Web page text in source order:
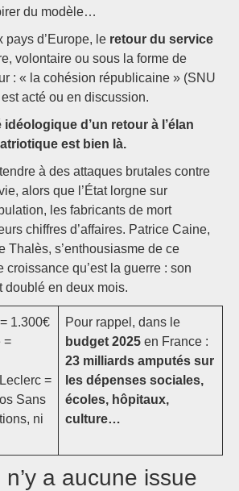
du modèle…
pays d’Europe, le retour du service
volontaire ou sous la forme de
: « la cohésion républicaine » (SNU
acté ou en discussion.
idéologique d’un retour à l’élan
est bien là.
à des attaques brutales contre
alors que l’État lorgne sur
les fabricants de mort
chiffres d’affaires. Patrice Caine,
Thalès, s’enthousiasme de ce
croissance qu’est la guerre : son
doublé en deux mois.
1.300€
=
=
Sans
ni
Pour rappel, dans le
budget 2025 en France :
23 milliards amputés sur
les dépenses sociales,
écoles, hôpitaux,
culture…
n’y a aucune issue